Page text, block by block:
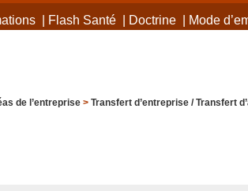
| Flash Santé| Doctrine| Mode
de l’entreprise> Transfert d’entreprise / Transfert